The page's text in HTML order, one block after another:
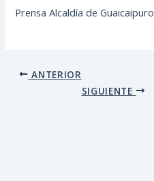
Prensa Alcaldía de Guaicaipuro
ANTERIOR
SIGUIENTE